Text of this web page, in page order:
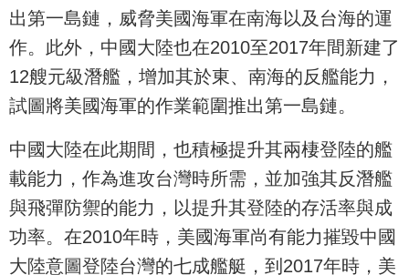
出第一島鏈，威脅美國海軍在南海以及台海的運
作。此外，中國大陸也在2010至2017年間新建了
12艘元級潛艦，增加其於東、南海的反艦能力，
試圖將美國海軍的作業範圍推出第一島鏈。
中國大陸在此期間，也積極提升其兩棲登陸的艦
載能力，作為進攻台灣時所需，並加強其反潛艦
與飛彈防禦的能力，以提升其登陸的存活率與成
功率。在2010年時，美國海軍尚有能力摧毀中國
大陸意圖登陸台灣的七成艦艇，到2017年時，美